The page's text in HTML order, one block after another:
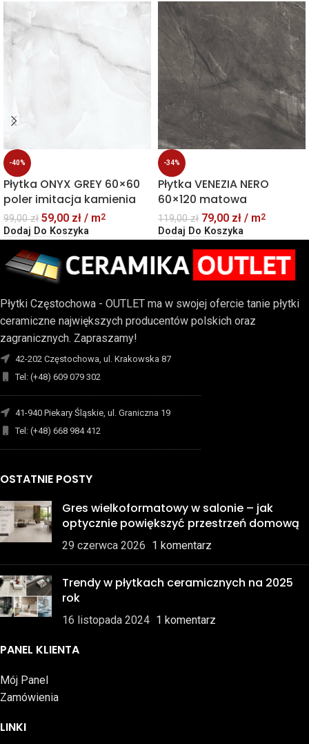
-40%
Płytka ONYX GREY 60×60
poler imitacja kamienia
99,00zł 59,00 zł / m2
Dodaj Do Koszyka
-34%
Płytka VENEZIA NERO
60×120 matowa
119,00zł 79,00 zł / m2
Dodaj Do Koszyka
Płytki Częstochowa - OUTLET ma w swojej ofercie tanie płytki
ceramiczne największych producentów polskich oraz
zagranicznych. Zapraszamy!
42-202 Częstochowa, ul. Krakowska 87
Tel: (+48) 609 079 302
-------------------------------------------------------------------------
41-940 Piekary Śląskie, ul. Graniczna 19
Tel: (+48) 668 984 412
-------------------------------------------------------------------------
OSTATNIE POSTY
Gres wielkoformatowy w salonie – jak
optycznie powiększyć przestrzeń domową
29 czerwca 2026 1 komentarz
Trendy w płytkach ceramicznych na 2025
rok
16 listopada 2024 1 komentarz
PANEL KLIENTA
Mój Panel
Zamówienia
LINKI